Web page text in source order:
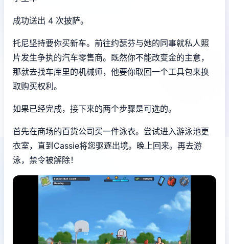
成功送出 4 次披萨。
托尼坚持要你买新车。前往约瑟芬与她的同事就私人照
片发生争执的汽车零售商。既然你不能改变金的主意，
那就去找车库里的机械师，他要你取回一个工具包来换
取购买权利。
如果已经完成，接下来的两个步骤是可选的。
首先在商场的百货公司买一件泳衣。尝试进入游泳池更
衣室，直到Cassie将您驱逐出境。晚上回来。再去游
泳，禁令被解除！